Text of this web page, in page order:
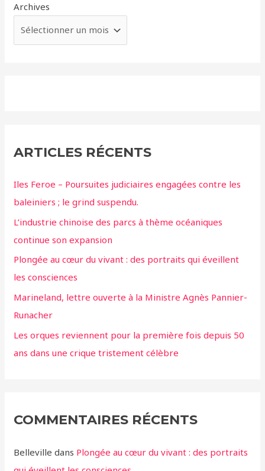
Archives
ARTICLES RÉCENTS
Iles Feroe – Poursuites judiciaires engagées contre les
baleiniers ; le grind suspendu.
L’industrie chinoise des parcs à thème océaniques
continue son expansion
Plongée au cœur du vivant : des portraits qui éveillent
les consciences
Marineland, lettre ouverte à la Ministre Agnès Pannier-
Runacher
Les orques reviennent pour la première fois depuis 50
ans dans une crique tristement célèbre
COMMENTAIRES RÉCENTS
Belleville dans Plongée au cœur du vivant : des portraits